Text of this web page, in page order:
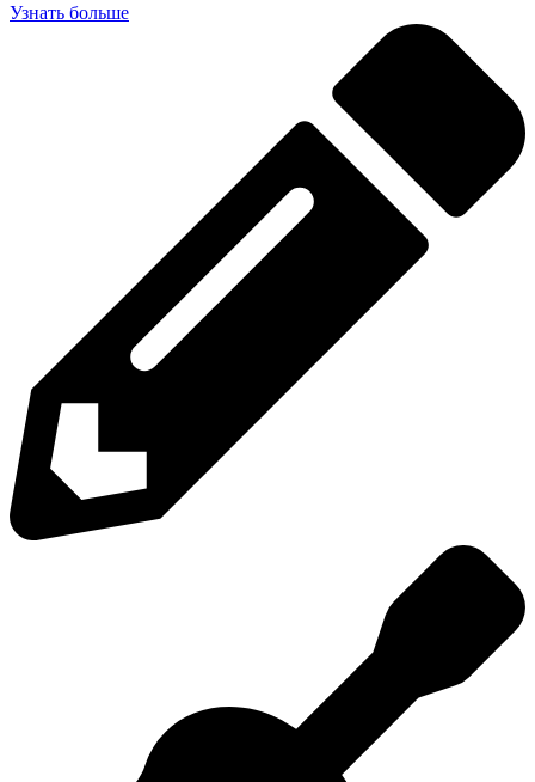
Узнать больше